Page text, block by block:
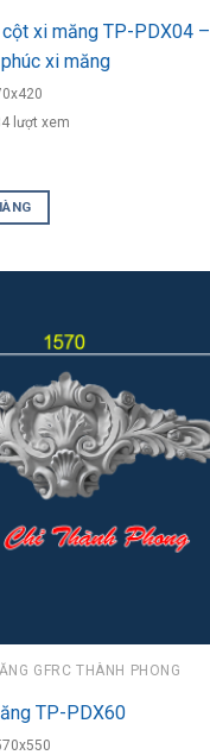
xi măng TP-PDX04 –
xi măng
lượt xem
GFRC THÀNH PHONG
TP-PDX60